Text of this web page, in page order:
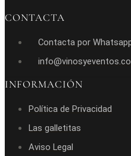
CONTACTA
Contacta por
INFORMACIÓN
Política de Privacidad
Las galletitas
Aviso Legal